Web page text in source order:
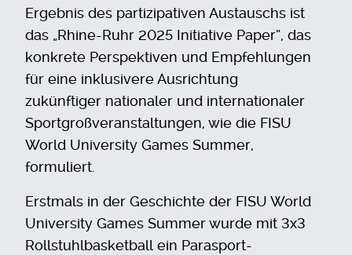
Ergebnis des partizipativen Austauschs ist
das „Rhine-Ruhr 2025 Initiative Paper“, das
konkrete Perspektiven und Empfehlungen
für eine inklusivere Ausrichtung
zukünftiger nationaler und internationaler
Sportgroßveranstaltungen, wie die FISU
World University Games Summer,
formuliert.
Erstmals in der Geschichte der FISU World
University Games Summer wurde mit 3x3
Rollstuhlbasketball ein Parasport-